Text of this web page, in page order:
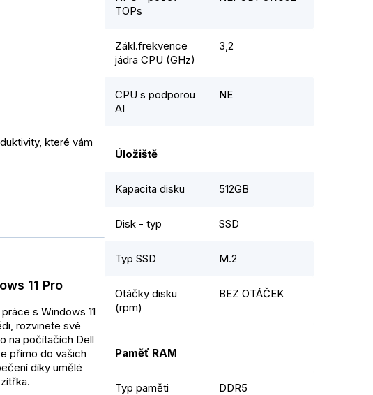
které vám
11 Pro
s Windows 11
rozvinete své
na počítačích Dell
přímo do vašich
díky umělé
TOPs
Zákl.frekvence
jádra CPU (GHz)
3,2
CPU s podporou
AI
NE
Úložiště
Kapacita disku 512GB
Disk - typ SSD
Typ SSD M.2
Otáčky disku
(rpm)
BEZ OTÁČEK
Paměť RAM
Typ paměti DDR5